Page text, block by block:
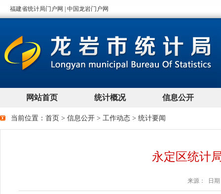
当前位置： 首页 > 信息公开 > 工作动态 > 统计要闻
永定区统计
来源： 日期